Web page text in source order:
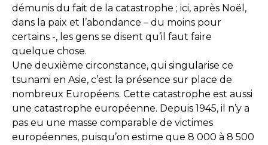
démunis du fait de la catastrophe ; ici, après Noël,
dans la paix et l’abondance – du moins pour
certains -, les gens se disent qu’il faut faire
quelque chose.
Une deuxième circonstance, qui singularise ce
tsunami en Asie, c’est la présence sur place de
nombreux Européens. Cette catastrophe est aussi
une catastrophe européenne. Depuis 1945, il n’y a
pas eu une masse comparable de victimes
européennes, puisqu’on estime que 8 000 à 8 500